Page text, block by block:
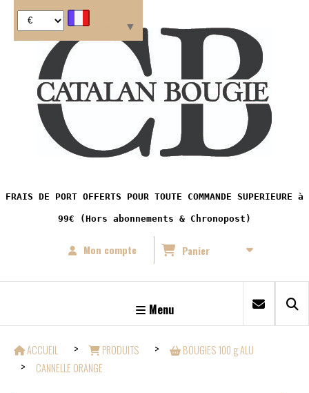
FRAIS DE PORT OFFERTS POUR TOUTE COMMANDE SUPERIEURE à
99€ (Hors abonnements & Chronopost)
Mon compte Panier
Menu
ACCUEIL PRODUITS
BOUGIES 100 g ALU
CANNELLE ORANGE
▼